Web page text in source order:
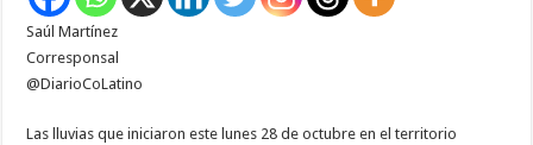
en
Saúl Martínez
Corresponsal
@DiarioCoLatino
Las lluvias que iniciaron este lunes 28 de octubre en el territorio